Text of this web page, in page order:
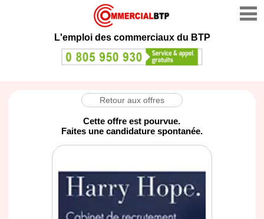
L'emploi des commerciaux du BTP
Retour aux offres
Cette offre est pourvue.
Faites une candidature spontanée.